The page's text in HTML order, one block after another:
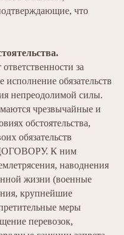
что
за
обязательств
непреодолимой силы.
чрезвычайные и
обстоятельства,
обязательств
К ним
наводнения
жизни (военные
крупнейшие
меры
перевозок,